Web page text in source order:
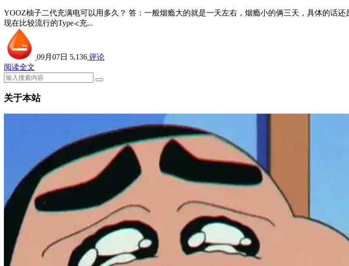
YOOZ柚子二代充满电可以用多久？ 答：一般烟瘾大的就是一天左右，烟瘾小的俩三天，具体的话
现在比较流行的Type-c充...
09月07日 5,136 评论
阅读全文
关于本站